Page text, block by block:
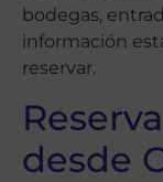
bodegas,
información
reservar.
desde